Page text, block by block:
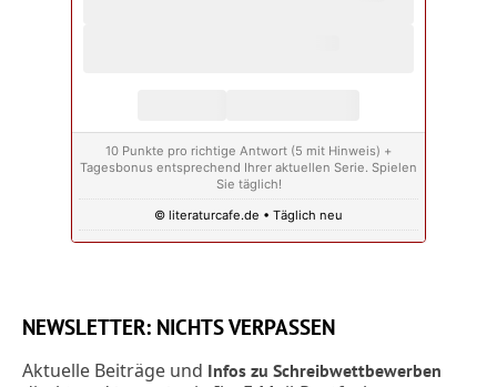
10 Punkte pro richtige Antwort (5 mit Hinweis) +
Tagesbonus entsprechend Ihrer aktuellen Serie. Spielen
Sie täglich!
© literaturcafe.de • Täglich neu
NEWSLETTER: NICHTS VERPASSEN
Aktuelle Beiträge und Infos zu Schreibwettbewerben